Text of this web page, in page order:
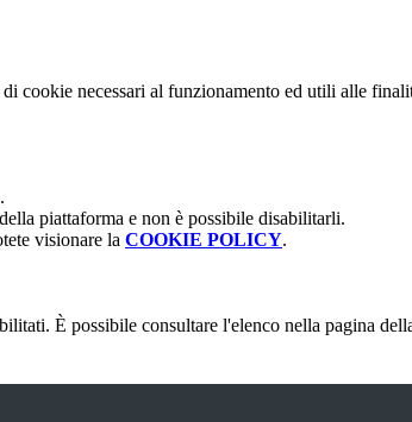
cookie necessari al funzionamento ed utili alle
piattaforma e non è possibile disabilitarli.
visionare la COOKIE POLICY.
È possibile consultare l'elenco nella pagina